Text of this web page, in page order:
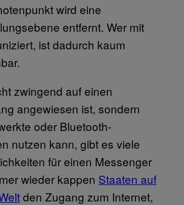
wird eine
entfernt. Wer mit
ist dadurch kaum
zwingend auf einen
angewiesen ist, sondern
oder Bluetooth-
nutzen kann, gibt es viele
für einen Messenger
wieder kappen Staaten auf
den Zugang zum Internet,